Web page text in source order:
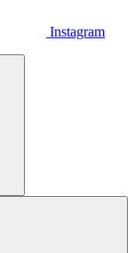
Instagram